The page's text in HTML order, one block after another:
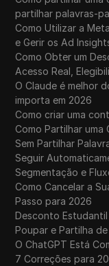
partilhar palavras-
Como Utilizar a
e Gerir os Ad
Como Obter um
Acesso Real,
O Claude é melhor
importa em 2026
Como criar uma
Como Partilhar uma
Sem Partilhar
Seguir
Segmentação e
Como Cancelar a
Passo para 2026
Desconto
Poupar e Partilha
O ChatGPT Está
7 Correções para